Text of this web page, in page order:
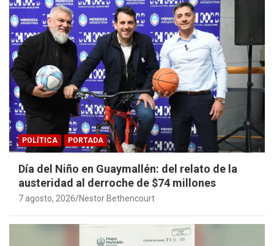
POLÍTICA PORTADA
Día del Niño en Guaymallén: del relato de la
austeridad al derroche de $74 millones
7 agosto, 2026 Nestor Bethencourt